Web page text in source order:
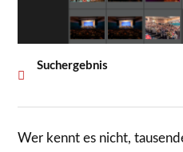
Suchergebnis
Wer kennt es nicht,